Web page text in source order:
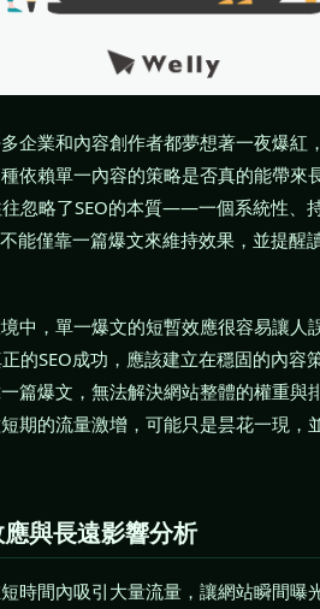
企業和內容創作者都夢想著一夜爆紅
依賴單一內容的策略是否真的能帶來
忽略了SEO的本質——一個系統性、
能僅靠一篇爆文來維持效果，並提醒
中，單一爆文的短暫效應很容易讓人
的SEO成功，應該建立在穩固的內容
篇爆文，無法解決網站整體的權重與
期的流量激增，可能只是昙花一現，
與長遠影響分析
時間內吸引大量流量，讓網站瞬間曝